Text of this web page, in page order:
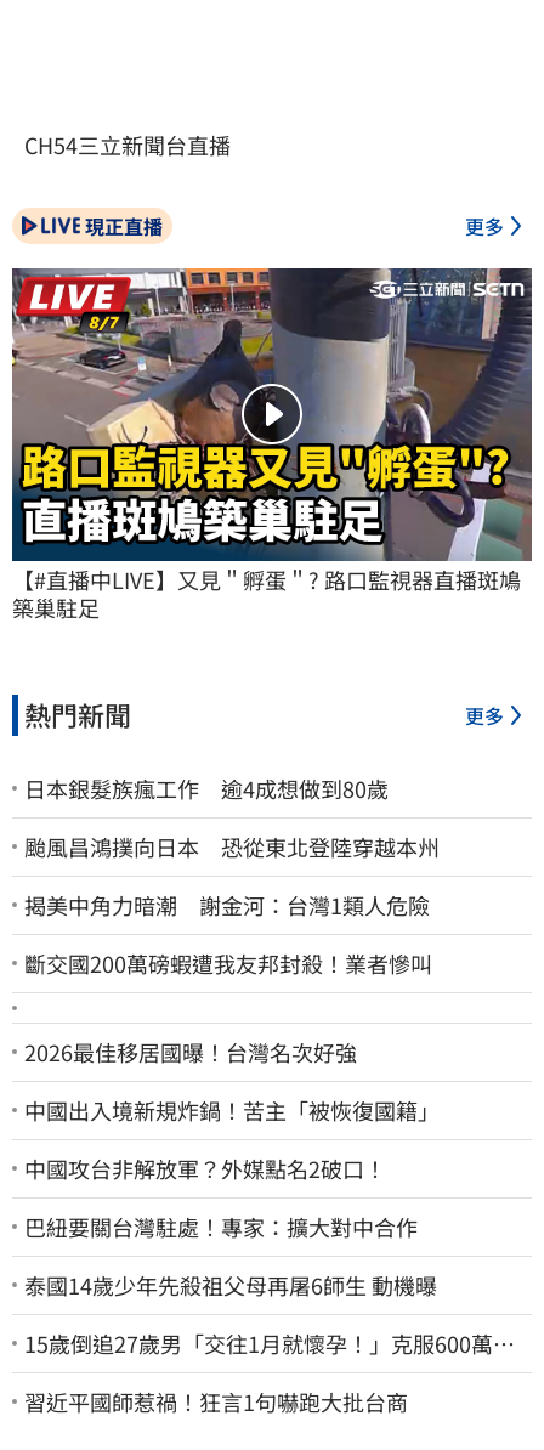
CH54三立新聞台直播
現正直播 更多
【#直播中LIVE】又見＂孵蛋＂? 路口監視器直播斑鳩
築巢駐足
熱門新聞 更多
日本銀髮族瘋工作 逾4成想做到80歲
颱風昌鴻撲向日本 恐從東北登陸穿越本州
揭美中角力暗潮 謝金河：台灣1類人危險
斷交國200萬磅蝦遭我友邦封殺！業者慘叫
2026最佳移居國曝！台灣名次好強
中國出入境新規炸鍋！苦主「被恢復國籍」
中國攻台非解放軍？外媒點名2破口！
巴紐要關台灣駐處！專家：擴大對中合作
泰國14歲少年先殺祖父母再屠6師生 動機曝
15歲倒追27歲男「交往1月就懷孕！」克服600萬債
務 36歲美魔女當阿嬤了
習近平國師惹禍！狂言1句嚇跑大批台商